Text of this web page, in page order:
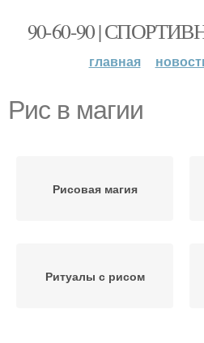
90-60-90 |
главная
Рис в магии
Рисовая магия
Ритуалы с рисом